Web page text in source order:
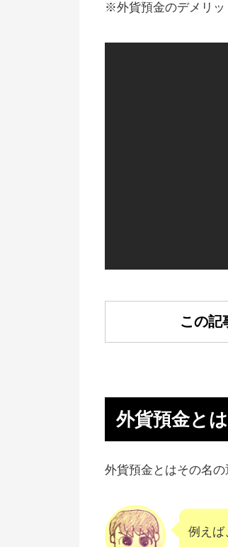
※外貨預金のデメリッ
この記
メリット多い）
違いは？外貨預
スメの理由
がおすすめ
外貨預金をおす
外貨預金と
外貨預金とはその名
例えば